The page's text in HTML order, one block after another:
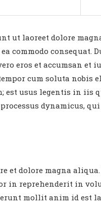
ut laoreet dolore
consequat.
eros et accumsan et
cum soluta nobis
est usus legentis in iis
dynamicus,
et dolore magna
in reprehenderit in
mollit anim id est